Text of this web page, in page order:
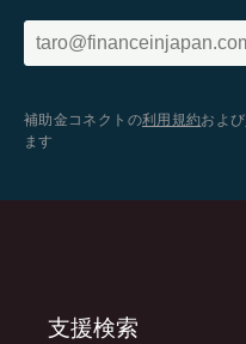
補助金コネクトの利用規約および
ます
支援検索